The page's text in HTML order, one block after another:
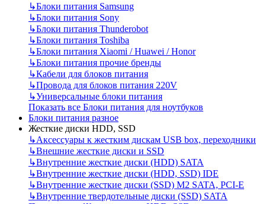
↳Блоки питания Samsung
↳Блоки питания Sony
↳Блоки питания Thunderobot
↳Блоки питания Toshiba
↳Блоки питания Xiaomi / Huawei / Honor
↳Блоки питания прочие бренды
↳Кабели для блоков питания
↳Провода для блоков питания 220V
↳Универсальные блоки питания
Показать все Блоки питания для ноутбуков
Блоки питания разное
Жесткие диски HDD, SSD
↳Аксессуары к жестким дискам USB box, переходники
↳Внешние жесткие диски и SSD
↳Внутренние жесткие диски (HDD) SATA
↳Внутренние жесткие диски (HDD, SSD) IDE
↳Внутренние жесткие диски (SSD) M2 SATA, PCI-E
↳Внутренние твердотельные диски (SSD) SATA